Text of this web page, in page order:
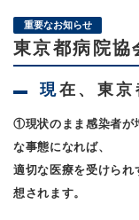
重要なお知らせ
東京都病院協
現在、東
①現状のまま感染者が
な事態になれば、
適切な医療を受けられ
想されます。